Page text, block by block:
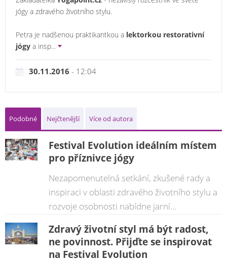
jógy a zdravého životního stylu.
Petra je nadšenou praktikantkou a lektorkou restorativní
jógy a insp...
30.11.2016 - 12:04
Podobné Nejčtenější Více od autora
Festival Evolution ideálním místem
pro příznivce jógy
Nezapomenutelná setkání, zkušené rady a
inspiraci v oblasti zdravého životního stylu a
rozvoje osobnosti nabídne jarní...
Zdravý životní styl má být radost,
ne povinnost. Přijďte se inspirovat
na Festival Evolution